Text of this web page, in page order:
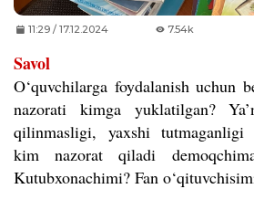
11:29 / 17.12.2024 7.54k
Savol
O‘quvchilarga foydalanish uchun
nazorati kimga yuklatilgan?
qilinmasligi, yaxshi tutmaganligi
kim nazorat qiladi
Kutubxonachimi? Fan